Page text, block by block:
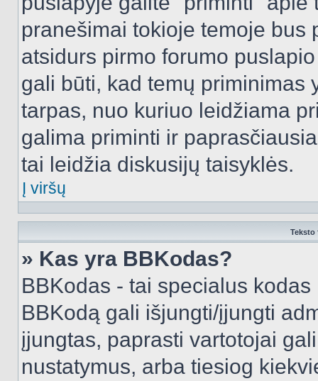
pranešimai tokioje temoje bus
atsidurs pirmo forumo
gali būti, kad temų priminimas
tarpas, nuo kuriuo leidžiama
galima priminti ir
tai leidžia diskusijų taisyklės.
Į viršų
Teksto
» Kas yra BBKodas?
BBKodas - tai specialus
BBKodą gali išjungti/įjungti
įjungtas, paprasti vartotojai
nustatymus, arba tiesiog